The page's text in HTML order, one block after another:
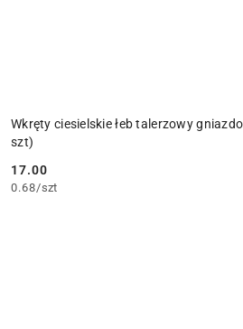
Wkręty ciesielskie łeb talerzowy
szt)
Cena:
17.00
0.68/szt